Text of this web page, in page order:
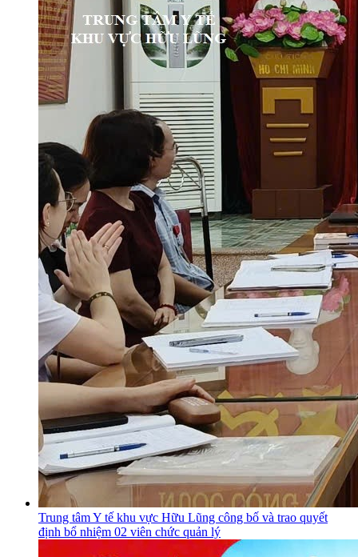
Trung tâm Y tế khu vực Hữu Lũng công bố và trao quyết
định bổ nhiệm 02 viên chức quản lý